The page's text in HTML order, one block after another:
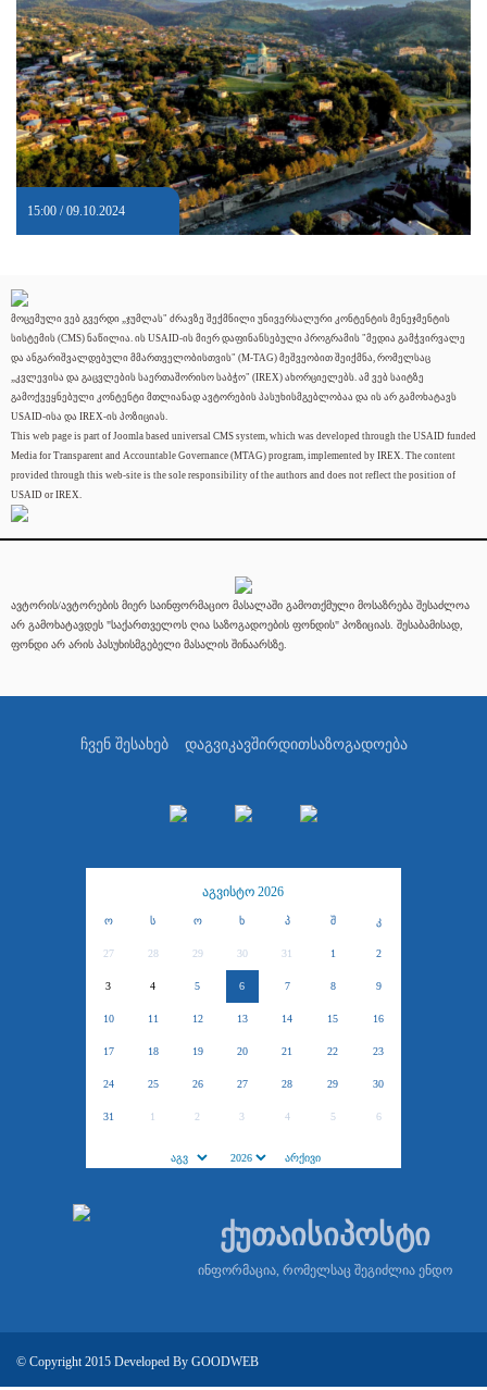
15:00 / 09.10.2024
მოცემული ვებ გვერდი „ჯუმლას" ძრავზე შექმნილი უნივერსალური კონტენტის მენეჯმენტის
სისტემის (CMS) ნაწილია. ის USAID-ის მიერ დაფინანსებული პროგრამის "მედია გამჭვირვალე
და ანგარიშვალდებული მმართველობისთვის" (M-TAG) მეშვეობით შეიქმნა, რომელსაც
„კვლევისა და გაცვლების საერთაშორისო საბჭო" (IREX) ახორციელებს. ამ ვებ საიტზე
გამოქვეყნებული კონტენტი მთლიანად ავტორების პასუხისმგებლობაა და ის არ გამოხატავს
USAID-ისა და IREX-ის პოზიციას.
This web page is part of Joomla based universal CMS system, which was developed through the USAID funded
Media for Transparent and Accountable Governance (MTAG) program, implemented by IREX. The content
provided through this web-site is the sole responsibility of the authors and does not reflect the position of
USAID or IREX.
ავტორის/ავტორების მიერ საინფორმაციო მასალაში გამოთქმული მოსაზრება შესაძლოა
არ გამოხატავდეს "საქართველოს ღია საზოგადოების ფონდის" პოზიციას. შესაბამისად,
ფონდი არ არის პასუხისმგებელი მასალის შინაარსზე.
ჩვენ შესახებ დაგვიკავშირდითსაზოგადოება
აგვისტო 2026
ო ს ო ხ პ შ კ
27 28 29 30 31 1 2
3 4 5 6 7 8 9
10 11 12 13 14 15 16
17 18 19 20 21 22 23
24 25 26 27 28 29 30
31 1 2 3 4 5 6
ქუთაისიპოსტი
ინფორმაცია, რომელსაც შეგიძლია ენდო
© Copyright 2015 Developed By GOODWEB